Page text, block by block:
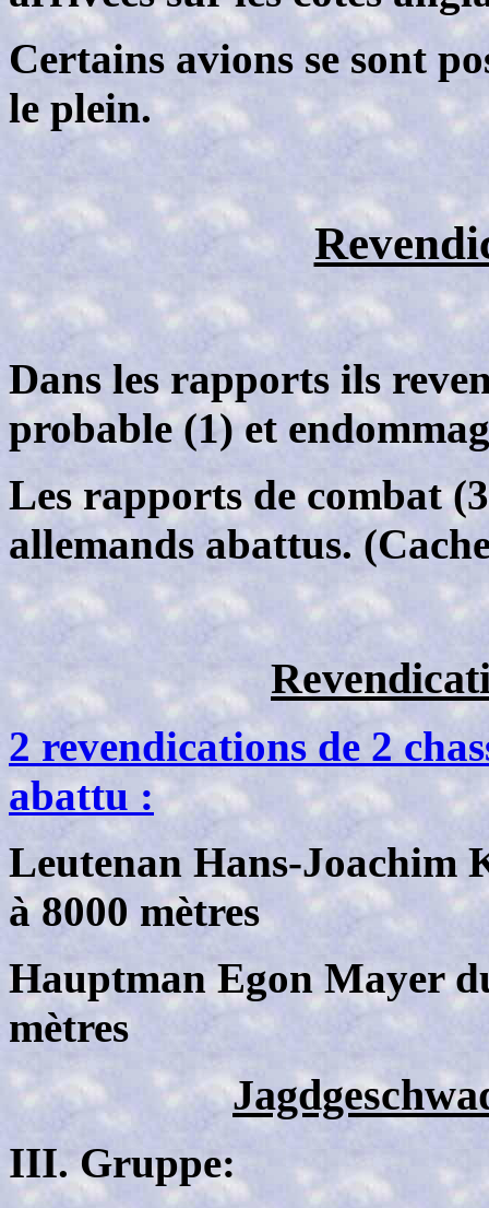
Certains avions se sont
le plein.
Dans les rapports ils
probable (1) et
Les rapports de combat
allemands abattus.
2 revendications de 2
abattu :
Leutenan Hans-Joachim
à 8000 mètres
Hauptman Egon Mayer
mètres
III. Gruppe: